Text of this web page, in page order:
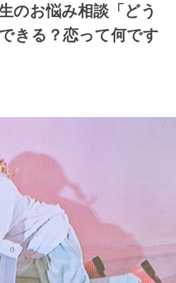
のお悩み相談「どう
きる？恋って何です